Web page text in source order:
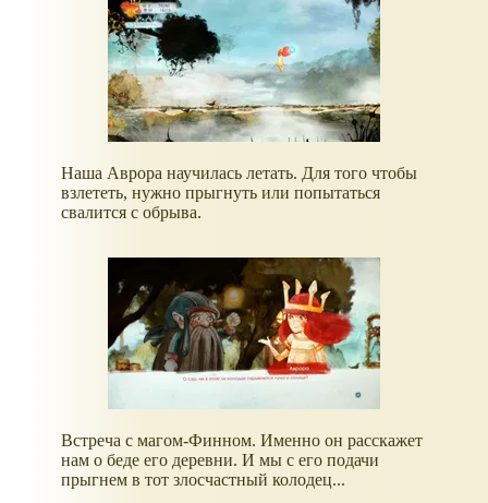
Наша Аврора научилась летать. Для того чтобы
взлететь, нужно прыгнуть или попытаться
свалится с обрыва.
Встреча с магом-Финном. Именно он расскажет
нам о беде его деревни. И мы с его подачи
прыгнем в тот злосчастный колодец...